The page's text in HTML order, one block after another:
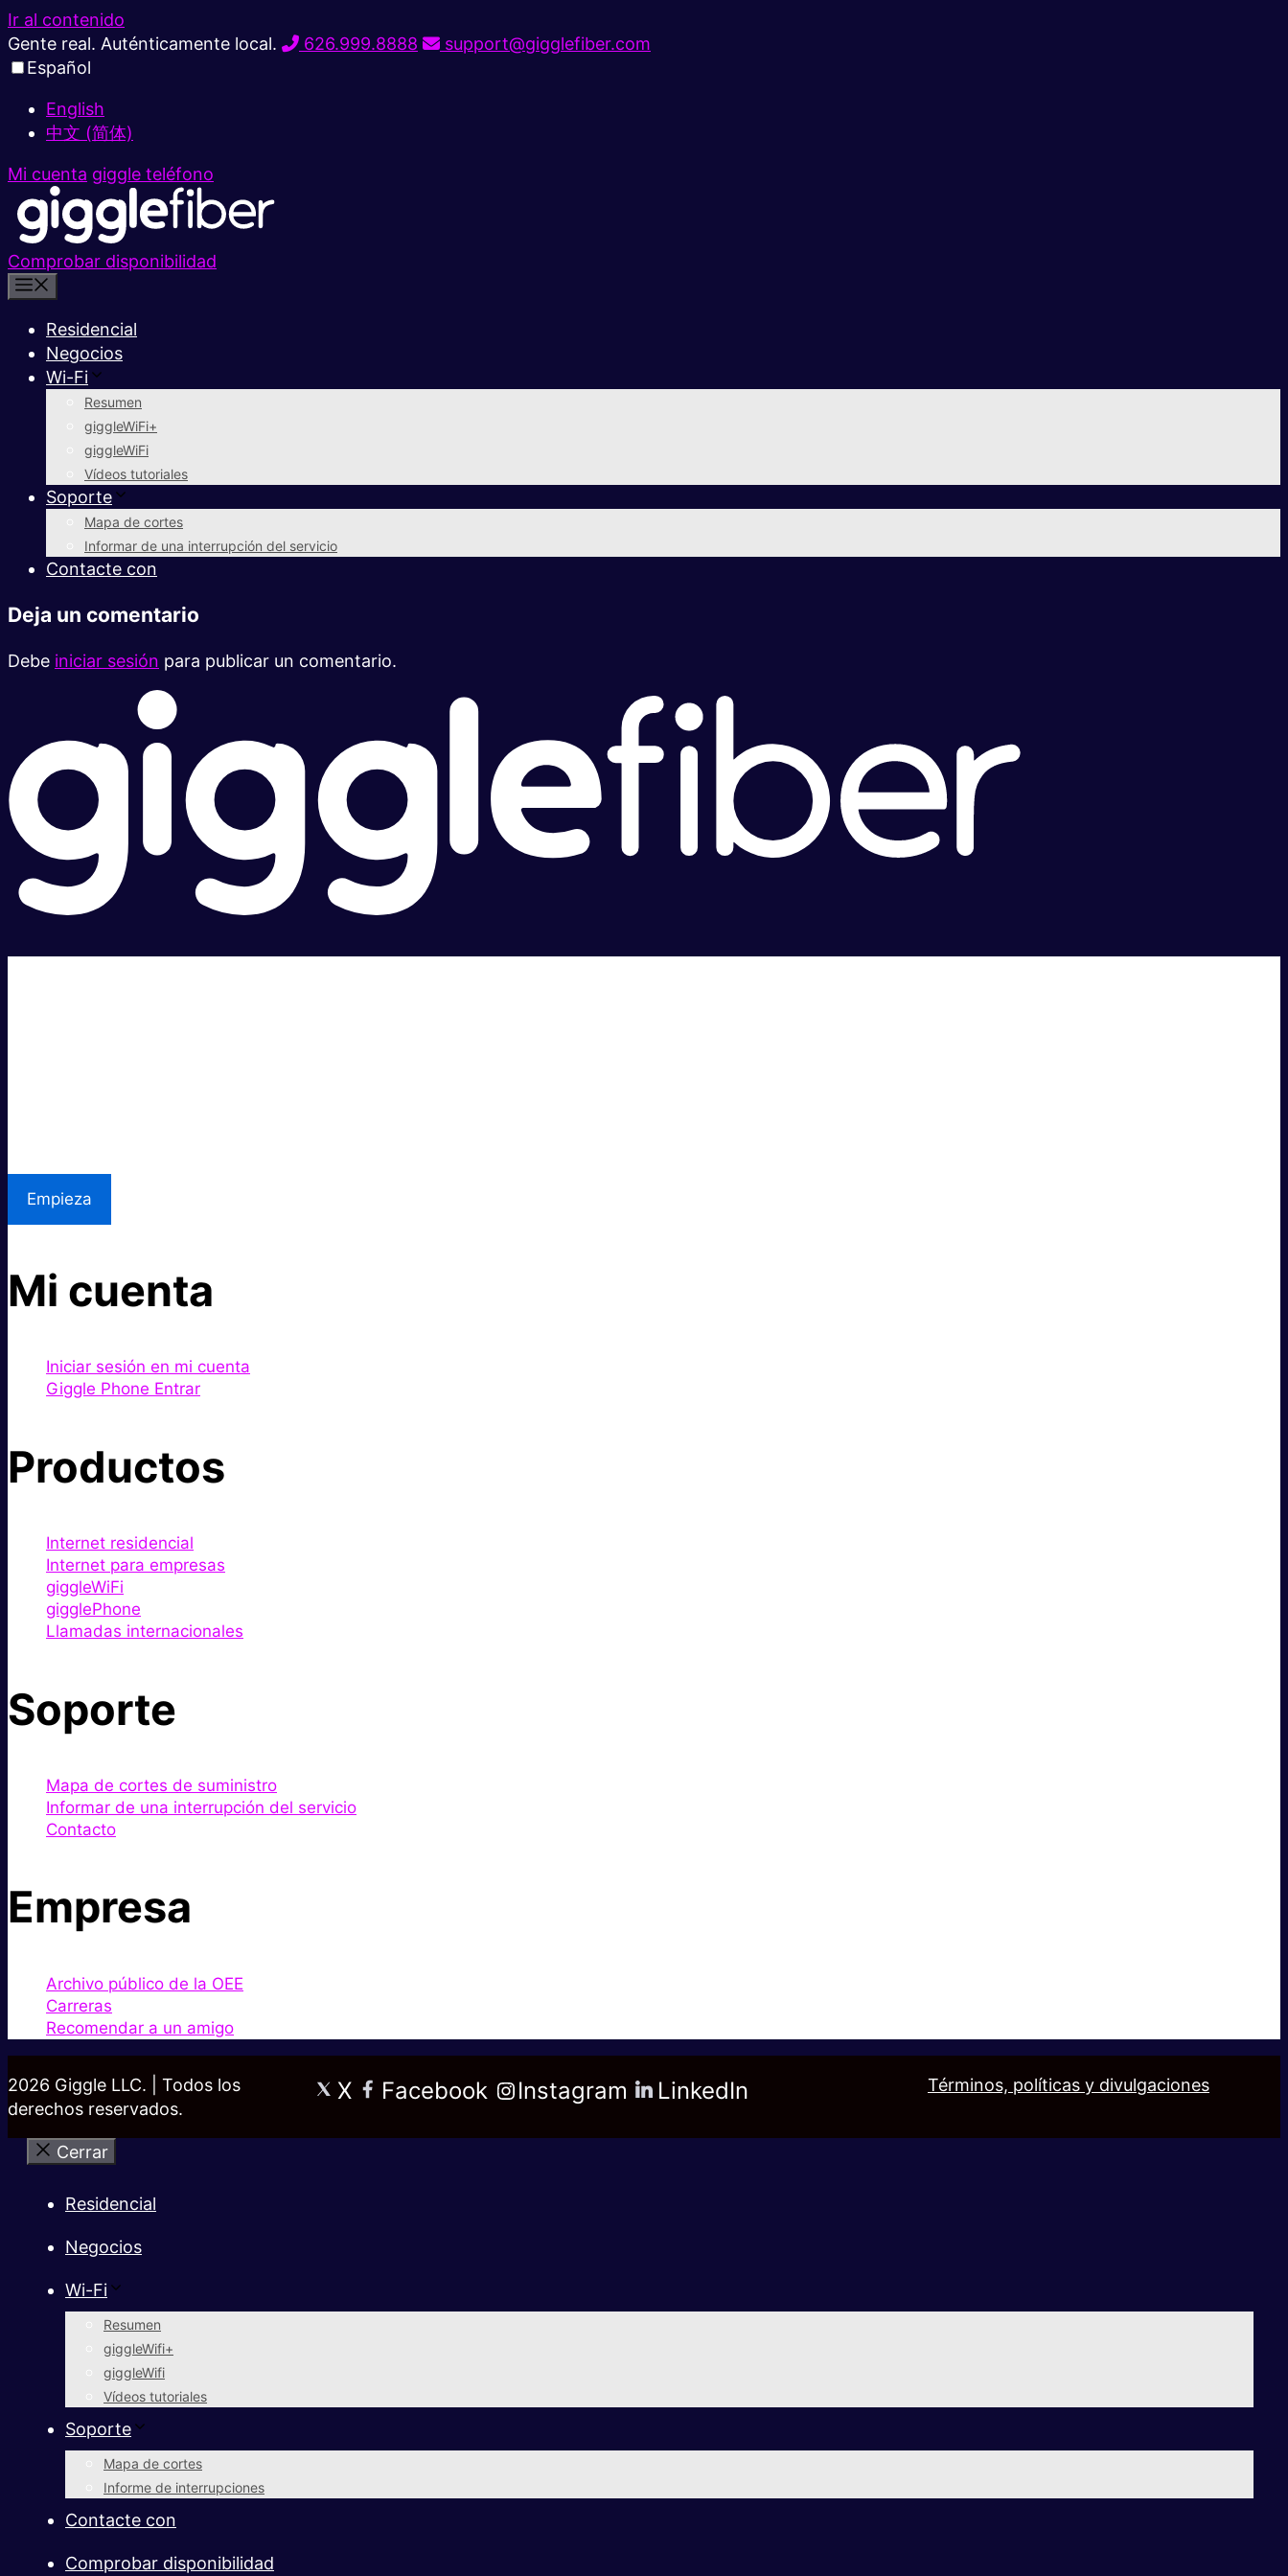
Ir al contenido
Gente real. Auténticamente local.
626.999.8888
support@gigglefiber.com
Español
English
中文 (简体)
Mi cuenta giggle teléfono
Comprobar disponibilidad
Residencial
Negocios
Wi-Fi
Resumen
giggleWiFi+
giggleWiFi
Vídeos tutoriales
Soporte
Mapa de cortes
Informar de una interrupción del servicio
Contacte con
Deja un comentario
Debe iniciar sesión para publicar un comentario.
Empieza
Mi cuenta
Iniciar sesión en mi cuenta
Giggle Phone Entrar
Productos
Internet residencial
Internet para empresas
giggleWiFi
gigglePhone
Llamadas internacionales
Soporte
Mapa de cortes de suministro
Informar de una interrupción del servicio
Contacto
Empresa
Archivo público de la OEE
Carreras
Recomendar a un amigo
2026 Giggle LLC. | Todos los
derechos reservados.
X Facebook Instagram LinkedIn Términos, políticas y divulgaciones
Cerrar
Residencial
Negocios
Wi-Fi
Resumen
giggleWifi+
giggleWifi
Vídeos tutoriales
Soporte
Mapa de cortes
Informe de interrupciones
Contacte con
Comprobar disponibilidad